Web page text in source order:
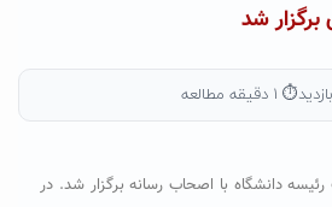
شد
⏱ ۱ دقیقه مطالعه
دانشگاه با اصحاب رسانه برگزار شد. در